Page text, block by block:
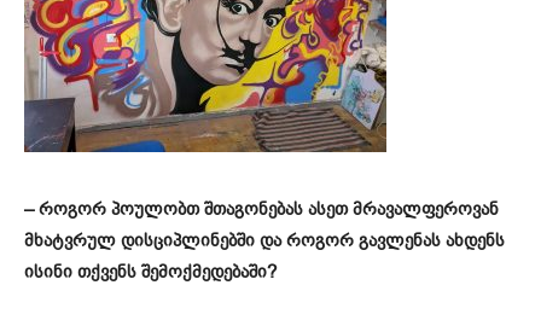
– როგორ პოულობთ შთაგონებას ასეთ მრავალფეროვან
მხატვრულ დისციპლინებში და როგორ გავლენას ახდენს
ისინი თქვენს შემოქმედებაში?